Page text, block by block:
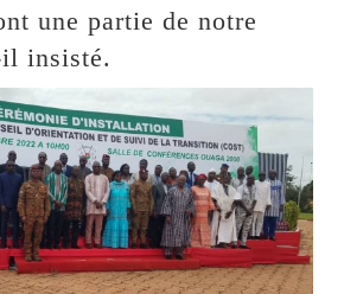
une partie de notre
insisté.